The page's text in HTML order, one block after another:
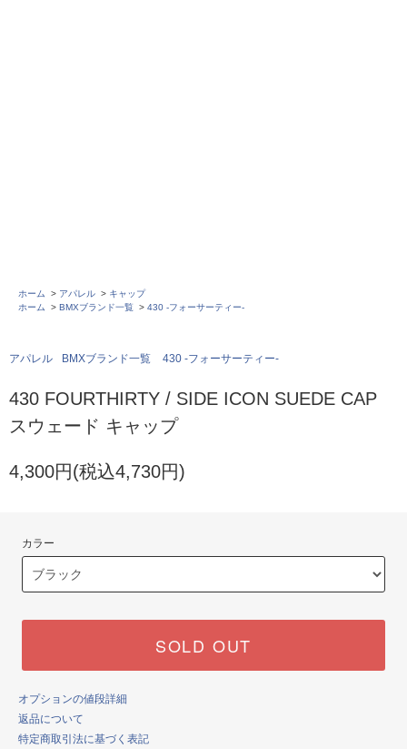
ホーム > アパレル > キャップ
ホーム
> BMXブランド一覧 > 430 -フォーサーティー-
アパレル BMXブランド一覧 430 -フォーサーティー-
430 FOURTHIRTY / SIDE ICON SUEDE CAP
スウェード キャップ
4,300円(税込4,730円)
カラー
SOLD OUT
オプションの値段詳細
返品について
特定商取引法に基づく表記